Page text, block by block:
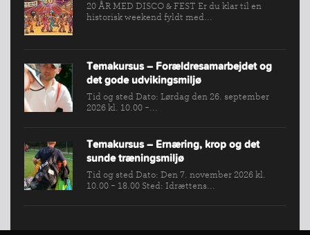
20 ÅR MED DISCO & FEST Er du klar til en
historisk weekend fyldt med...
Temakursus – Forældresamarbejdet og
det gode udvikingsmiljø
Tid og sted Dato: Lørdag den 26. september
2026 kl. 10.00 -...
Temakursus – Ernæring, krop og det
sunde træningsmiljø
Tid og sted Dato: Den 7. november 2026 kl.
10.00 - 18.00 Sted: Idrættens...